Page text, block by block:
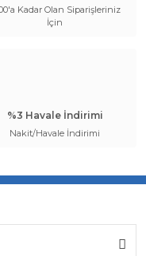
Kadar Olan Siparişleriniz
İçin
%3 Havale İndirimi
Nakit/Havale İndirimi